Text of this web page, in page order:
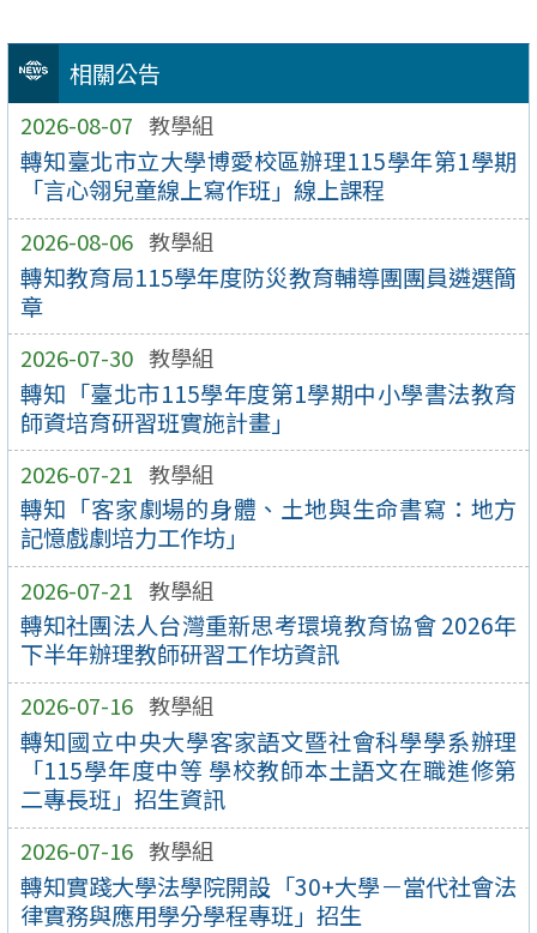
相關公告
2026-08-07 教學組
轉知臺北市立大學博愛校區辦理115學年第1學期
「言心翎兒童線上寫作班」線上課程
2026-08-06 教學組
轉知教育局115學年度防災教育輔導團團員遴選簡
章
2026-07-30 教學組
轉知「臺北市115學年度第1學期中小學書法教育
師資培育研習班實施計畫」
2026-07-21 教學組
轉知「客家劇場的身體、土地與生命書寫：地方
記憶戲劇培力工作坊」
2026-07-21 教學組
轉知社團法人台灣重新思考環境教育協會 2026年
下半年辦理教師研習工作坊資訊
2026-07-16 教學組
轉知國立中央大學客家語文暨社會科學學系辦理
「115學年度中等 學校教師本土語文在職進修第
二專長班」招生資訊
2026-07-16 教學組
轉知實踐大學法學院開設「30+大學－當代社會法
律實務與應用學分學程專班」招生